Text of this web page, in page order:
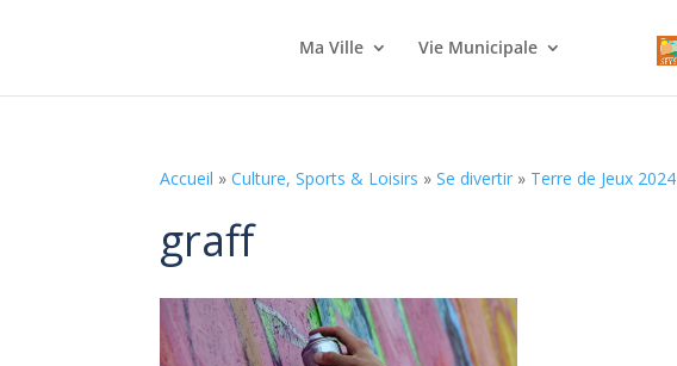
Ma Ville Vie Municipale
Accueil »Culture, Sports & Loisirs »Se divertir » Terre de Jeux 2024
graff